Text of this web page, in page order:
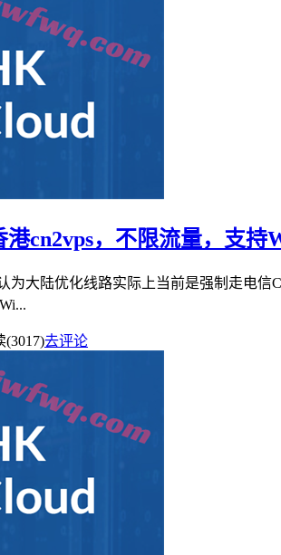
cn2vps，不限流量，支持
为大陆优化线路实际上当前是强制走电
(3017)去评论